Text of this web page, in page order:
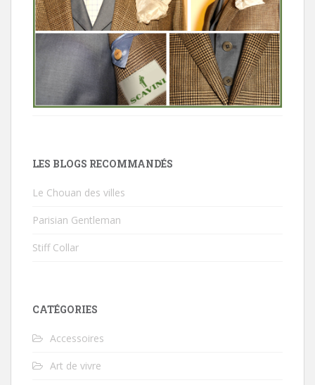
LES BLOGS RECOMMANDÉS
Le Chouan des villes
Parisian Gentleman
Stiff Collar
CATÉGORIES
Accessoires
Art de vivre